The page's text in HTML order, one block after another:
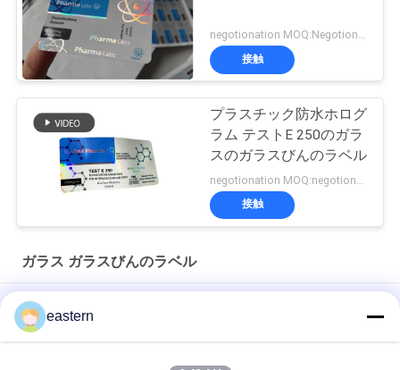
接触
プラスチック防水ホログ
ラム テストE 250のガラ
スのガラスびんのラベル
接触
ガラス ガラスびんのラベル
ソマトロピン HG 176-191 2mlx10 ラベル付きガラスバイアル
フルセットのPaer Instrutionが付いているトレンアセテートバ
eastern